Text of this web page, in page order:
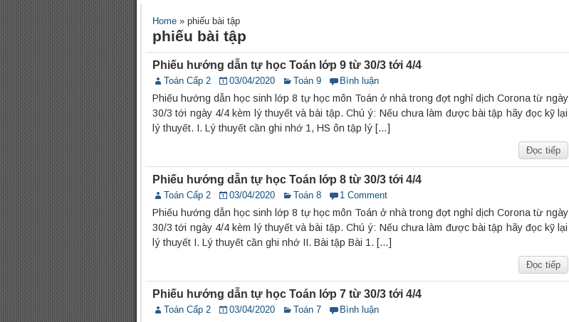
Home » phiếu bài tập
phiếu bài tập
Phiếu hướng dẫn tự học Toán lớp 9 từ 30/3 tới 4/4
Toán Cấp 2 03/04/2020 Toán 9 Bình luận
Phiếu hướng dẫn học sinh lớp 8 tự học môn Toán ở nhà trong đợt nghỉ dịch Corona từ ngày
30/3 tới ngày 4/4 kèm lý thuyết và bài tập. Chú ý: Nếu chưa làm được bài tập hãy đọc kỹ lại
lý thuyết. I. Lý thuyết cần ghi nhớ 1, HS ôn tập lý […]
Đọc tiếp
Phiếu hướng dẫn tự học Toán lớp 8 từ 30/3 tới 4/4
Toán Cấp 2 03/04/2020 Toán 8 1 Comment
Phiếu hướng dẫn học sinh lớp 8 tự học môn Toán ở nhà trong đợt nghỉ dịch Corona từ ngày
30/3 tới ngày 4/4 kèm lý thuyết và bài tập. Chú ý: Nếu chưa làm được bài tập hãy đọc kỹ lại
lý thuyết I. Lý thuyết cần ghi nhớ II. Bài tập Bài 1. […]
Đọc tiếp
Phiếu hướng dẫn tự học Toán lớp 7 từ 30/3 tới 4/4
Toán Cấp 2 03/04/2020 Toán 7 Bình luận